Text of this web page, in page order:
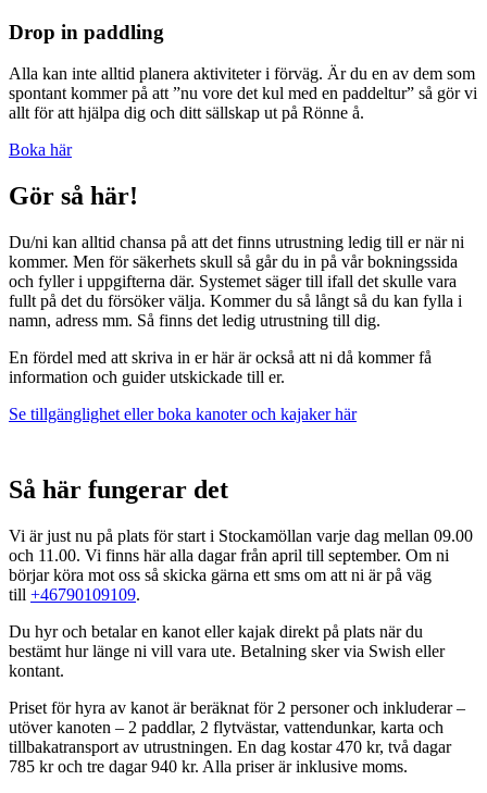
Drop in paddling
Alla kan inte alltid planera aktiviteter i förväg. Är du en av dem som
spontant kommer på att ”nu vore det kul med en paddeltur” så gör vi
allt för att hjälpa dig och ditt sällskap ut på Rönne å.
Boka här
Gör så här!
Du/ni kan alltid chansa på att det finns utrustning ledig till er när ni
kommer. Men för säkerhets skull så går du in på vår bokningssida
och fyller i uppgifterna där. Systemet säger till ifall det skulle vara
fullt på det du försöker välja. Kommer du så långt så du kan fylla i
namn, adress mm. Så finns det ledig utrustning till dig.
En fördel med att skriva in er här är också att ni då kommer få
information och guider utskickade till er.
Se tillgänglighet eller boka kanoter och kajaker här
Så här fungerar det
Vi är just nu på plats för start i Stockamöllan varje dag mellan 09.00
och 11.00. Vi finns här alla dagar från april till september. Om ni
börjar köra mot oss så skicka gärna ett sms om att ni är på väg
till +46790109109.
Du hyr och betalar en kanot eller kajak direkt på plats när du
bestämt hur länge ni vill vara ute. Betalning sker via Swish eller
kontant.
Priset för hyra av kanot är beräknat för 2 personer och inkluderar –
utöver kanoten – 2 paddlar, 2 flytvästar, vattendunkar, karta och
tillbakatransport av utrustningen. En dag kostar 470 kr, två dagar
785 kr och tre dagar 940 kr. Alla priser är inklusive moms.